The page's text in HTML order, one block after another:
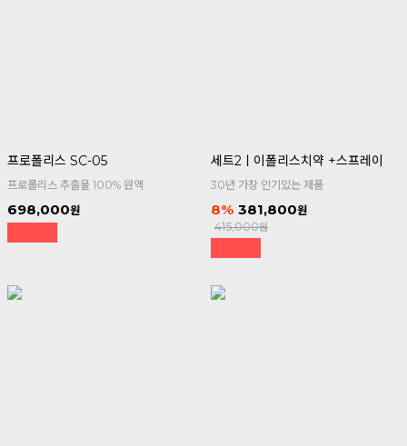
프로폴리스 SC-05
프로폴리스 추출물 100% 원액
698,000
세트2ㅣ이폴리스치약 +스프레이
30년 가장 인기있는 제품
381,800
415,000
8